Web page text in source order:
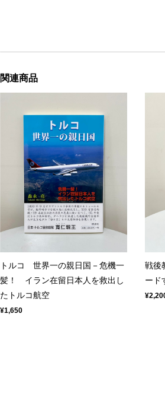
関連商品
トルコ 世界一の親日国－危機一
髪！ イラン在留日本人を救出し
たトルコ航空
¥1,650
戦後
ード